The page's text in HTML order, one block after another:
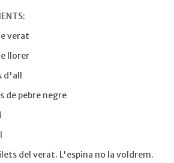
verat
llorer
d'all
de pebre negre
del verat. L'espina no la voldrem.